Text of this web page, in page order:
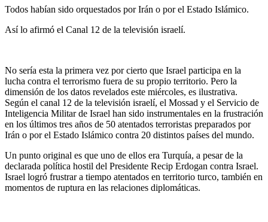
Todos habían sido orquestados por Irán o por el Estado Islámico.
Así lo afirmó el Canal 12 de la televisión israelí.
No sería esta la primera vez por cierto que Israel participa en la
lucha contra el terrorismo fuera de su propio territorio. Pero la
dimensión de los datos revelados este miércoles, es ilustrativa.
Según el canal 12 de la televisión israelí, el Mossad y el Servicio de
Inteligencia Militar de Israel han sido instrumentales en la frustración
en los últimos tres años de 50 atentados terroristas preparados por
Irán o por el Estado Islámico contra 20 distintos países del mundo.
Un punto original es que uno de ellos era Turquía, a pesar de la
declarada política hostil del Presidente Recip Erdogan contra Israel.
Israel logró frustrar a tiempo atentados en territorio turco, también en
momentos de ruptura en las relaciones diplomáticas.